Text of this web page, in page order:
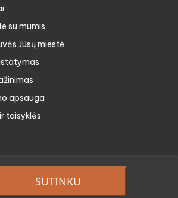
su mumis
Jūsų mieste
apsauga
taisyklės
SUTINKU